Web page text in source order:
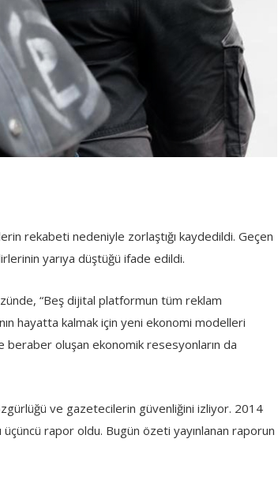
rekabeti nedeniyle zorlaştığı kaydedildi. Geçen
yarıya düştüğü ifade edildi.
“Beş dijital platformun tüm reklam
hayatta kalmak için yeni ekonomi modelleri
beraber oluşan ekonomik resesyonların da
ve gazetecilerin güvenliğini izliyor. 2014
üçüncü rapor oldu. Bugün özeti yayınlanan raporun